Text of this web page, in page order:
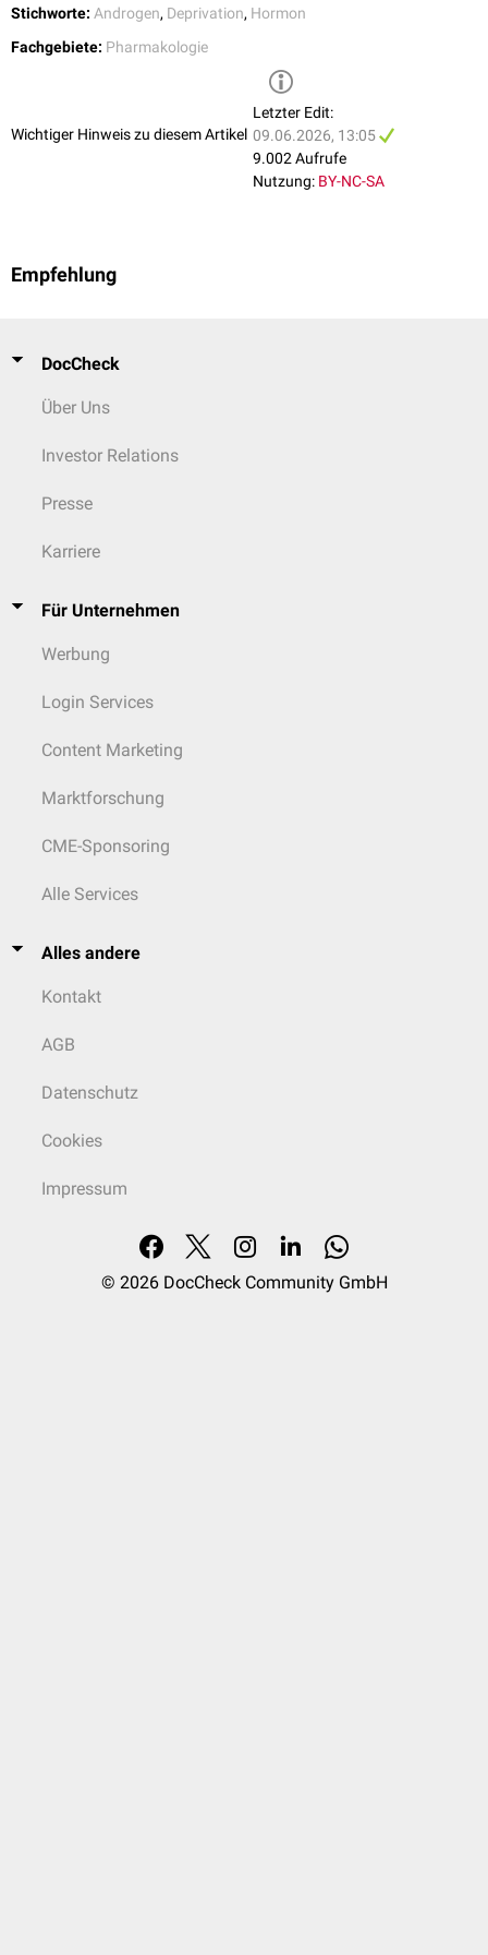
Stichworte: Androgen, Deprivation, Hormon
Fachgebiete: Pharmakologie
Wichtiger Hinweis zu diesem Artikel
Letzter Edit:
09.06.2026, 13:05
9.002 Aufrufe
Nutzung: BY-NC-SA
Empfehlung
DocCheck
Über Uns
Investor Relations
Presse
Karriere
Für Unternehmen
Werbung
Login Services
Content Marketing
Marktforschung
CME-Sponsoring
Alle Services
Alles andere
Kontakt
AGB
Datenschutz
Cookies
Impressum
© 2026 DocCheck Community GmbH